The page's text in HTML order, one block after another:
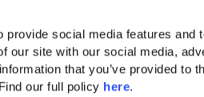
social media features and
our site with our social media,
that you’ve provided to
our full policy here.